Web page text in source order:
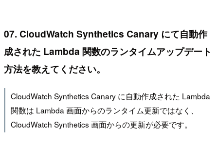
07. CloudWatch Synthetics Canary にて自動作
成された Lambda 関数のランタイムアップデート
方法を教えてください。
CloudWatch Synthetics Canary に自動作成された Lambda
関数は Lambda 画面からのランタイム更新ではなく、
CloudWatch Synthetics 画面からの更新が必要です。